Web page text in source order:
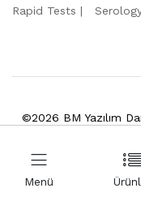
Menü
Rapid Tests
©2026 BM Yazılım